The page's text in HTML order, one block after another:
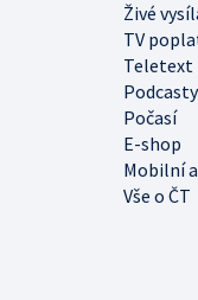
Živé
TV
Teletext
Podcasty
Počasí
E-shop
Mobilní
Vše o ČT